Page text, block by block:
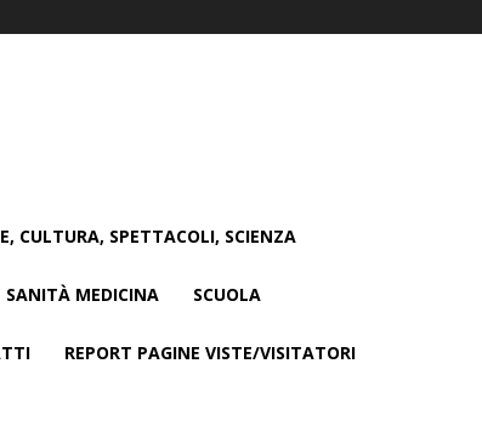
CULTURA, SPETTACOLI, SCIENZA
SANITÀ MEDICINA SCUOLA
REPORT PAGINE VISTE/VISITATORI